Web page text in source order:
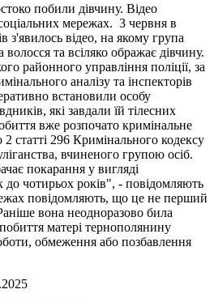
побили дівчину. Відео
мережах. 3 червня в
з'явилось відео, на якому група
волосся та всіляко ображає дівчину.
районного управління поліції, за
аналізу та інспекторів
встановили особу
які завдали їй тілесних
вже розпочато кримінальне
статті 296 Кримінального кодексу
вчиненого групою осіб.
покарання у вигляді
до чотирьох років", - повідомляють
повідомляють, що це не перший
вона неодноразово била
матері тернополянину
обмеження або позбавлення